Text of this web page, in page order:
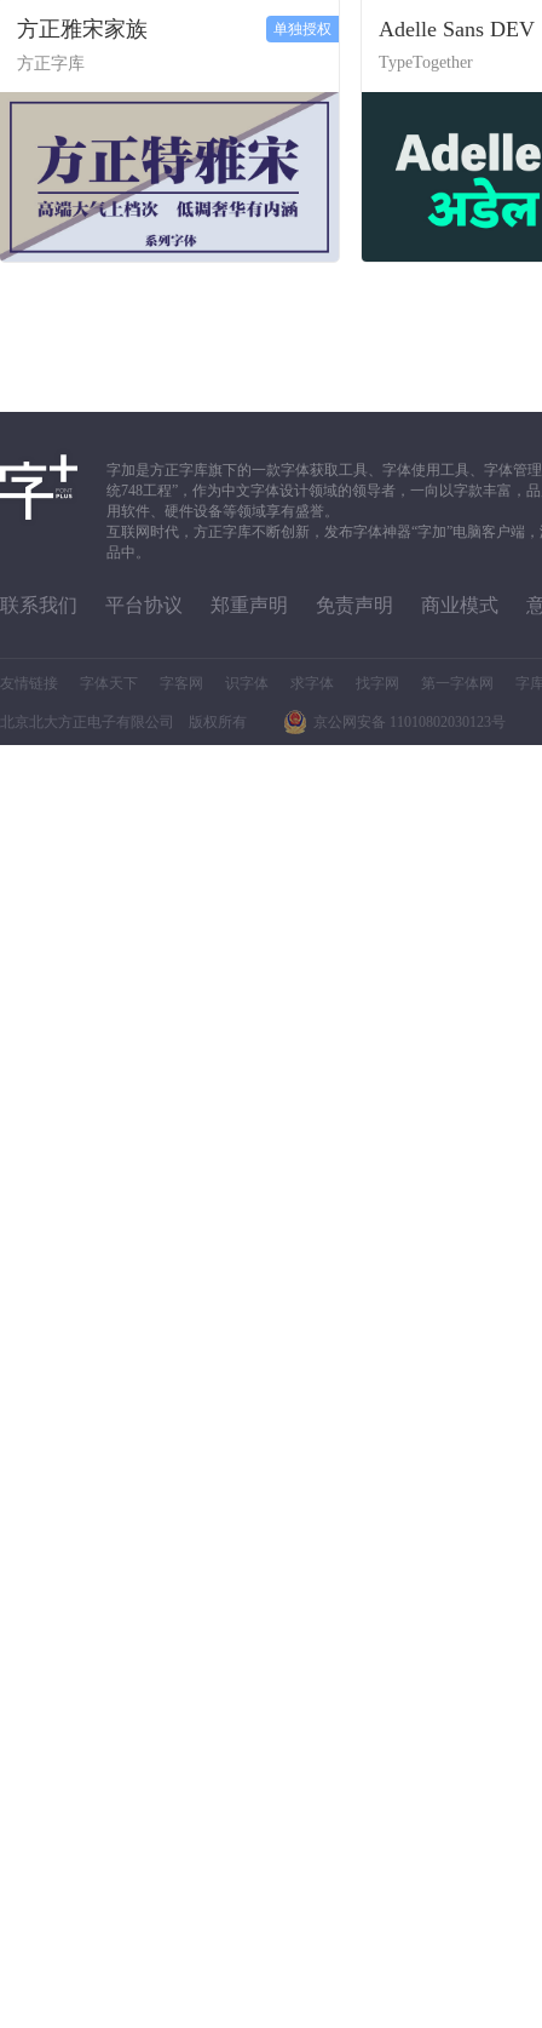
方正雅宋家族
方正字库
单独授权 Adelle Sans DEV
TypeTogether
字加是方正字库旗下的一款字体获取工具、字体使用工具、字体管
统748工程”，作为中文字体设计领域的领导者，一向以字款丰富，
用软件、硬件设备等领域享有盛誉。
互联网时代，方正字库不断创新，发布字体神器“字加”电脑客户端
品中。
联系我们 平台协议 郑重声明 免责声明 商业模式
友情链接 字体天下 字客网 识字体 求字体 找字网 第一字体网 字
北京北大方正电子有限公司 版权所有 京公网安备 11010802030123号